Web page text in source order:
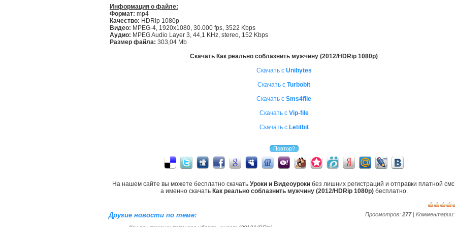
Информация о файле:
Формат: mp4
Качество: HDRip 1080p
Видео: MPEG-4, 1920x1080, 30.000 fps, 3522 Kbps
Аудио: MPEG Audio Layer 3, 44,1 KHz, stereo, 152 Kbps
Размер файла: 303,04 Mb
Скачать Как реально соблазнить мужчину (2012/HDRip 1080p)
Скачать с Unibytes
Скачать с Turbobit
Скачать с Sms4file
Скачать с Vip-file
Скачать с Letitbit
На нашем сайте вы можете бесплатно скачать Уроки и Видеоурокибез лишних регистраций и отправки платной
а именно скачать Как реально соблазнить мужчину (2012/HDRip 1080p)бесплатно.
Просмотров: 277| Комментарии:
Другие новости по теме: